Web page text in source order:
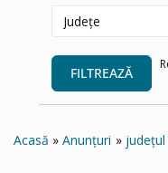
FILTREAZĂ
Acasă Anunțuri